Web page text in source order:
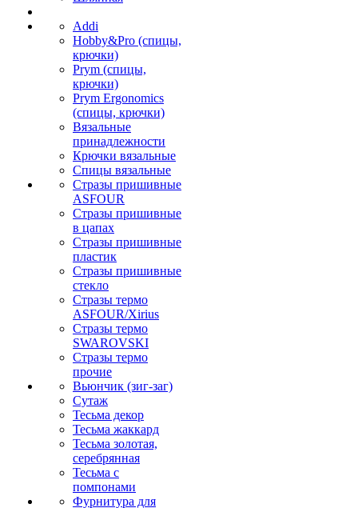
Addi
Hobby&Pro (спицы,
крючки)
Prym (спицы,
крючки)
Prym Ergonomics
(спицы, крючки)
Вязальные
принадлежности
Крючки вязальные
Спицы вязальные
Стразы пришивные
ASFOUR
Стразы пришивные
в цапах
Стразы пришивные
пластик
Стразы пришивные
стекло
Стразы термо
ASFOUR/Xirius
Стразы термо
SWAROVSKI
Стразы термо
прочие
Вьюнчик (зиг-заг)
Сутаж
Тесьма декор
Тесьма жаккард
Тесьма золотая,
серебрянная
Тесьма с
помпонами
Фурнитура для